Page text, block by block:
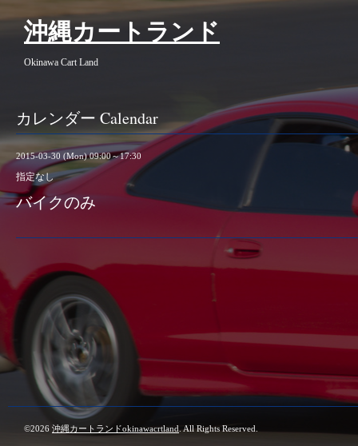
沖縄カートランド
Okinawa Cart Land
カレンダー Calendar
2015-03-30 (Mon) 09:00～17:30
指定なし
バイクのみ
©2026 沖縄カートランドokinawacrtland . All Rights Reserved.